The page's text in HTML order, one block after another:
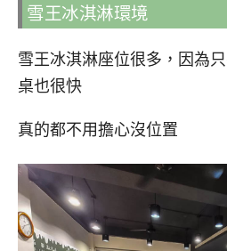
雪王冰淇淋環境
雪王冰淇淋座位很多，因為
桌也很快
真的都不用擔心沒位置